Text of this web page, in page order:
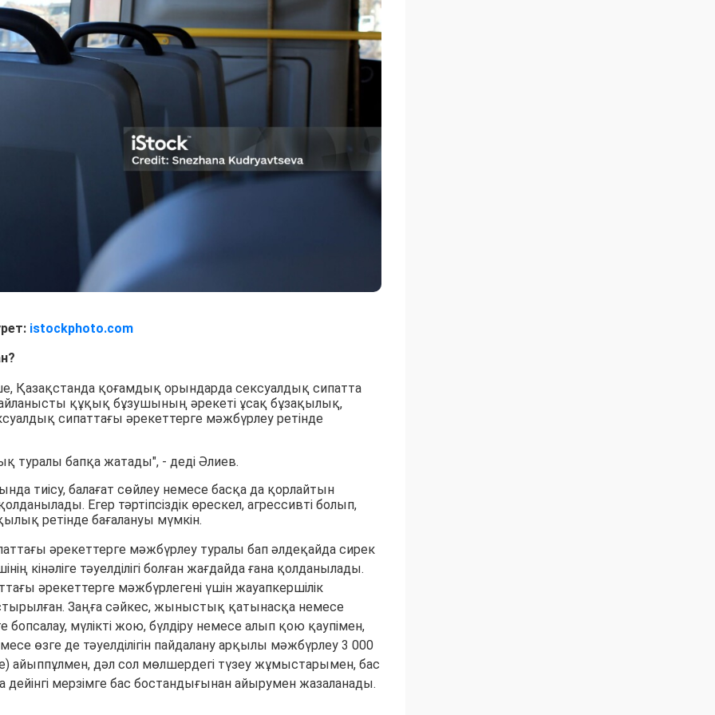
istockphoto.com
Қазақстанда қоғамдық орындарда сексуалдық сипатта
құқық бұзушының әрекеті ұсақ бұзақылық,
сипаттағы әрекеттерге мәжбүрлеу ретінде
туралы бапқа жатады", - деді Әлиев.
тиісу, балағат сөйлеу немесе басқа да қорлайтын
Егер тәртіпсіздік өрескел, агрессивті болып,
ретінде бағалануы мүмкін.
әрекеттерге мәжбүрлеу туралы бап әлдеқайда сирек
кінәліге тәуелділігі болған жағдайда ғана қолданылады.
әрекеттерге мәжбүрлегені үшін жауапкершілік
Заңға сәйкес, жыныстық қатынасқа немесе
мүлікті жою, бүлдіру немесе алып қою қаупімен,
өзге де тәуелділігін пайдалану арқылы мәжбүрлеу 3 000
айыппұлмен, дәл сол мөлшердегі түзеу жұмыстарымен, бас
мерзімге бас бостандығынан айырумен жазаланады.